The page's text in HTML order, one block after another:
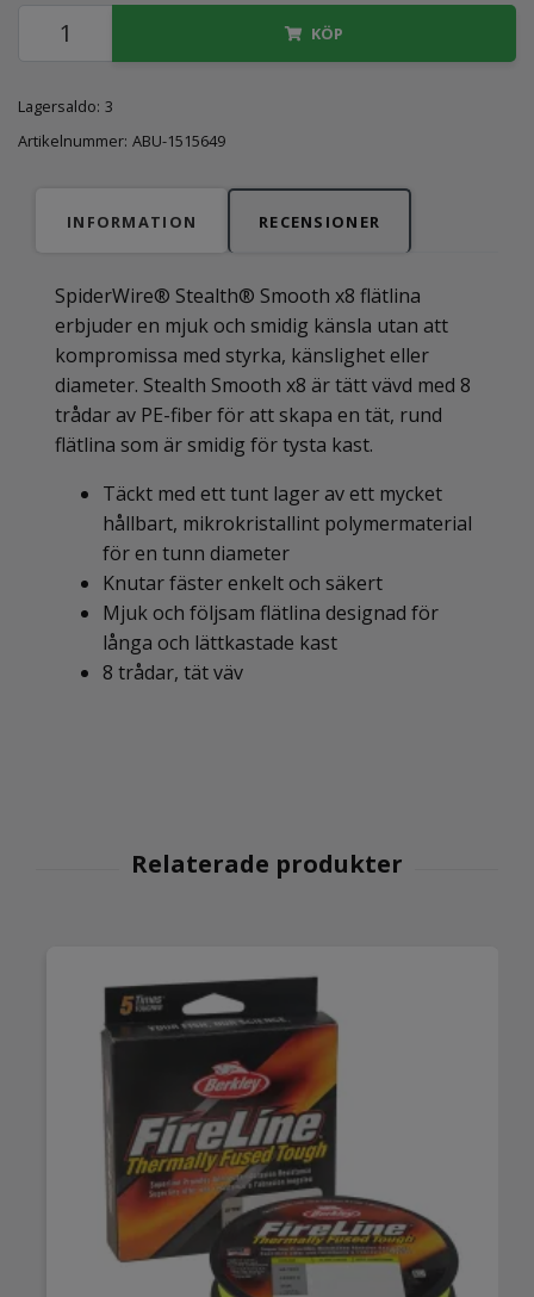
KÖP
Lagersaldo: 3
Artikelnummer: ABU-1515649
INFORMATION RECENSIONER
SpiderWire® Stealth® Smooth x8 flätlina
erbjuder en mjuk och smidig känsla utan att
kompromissa med styrka, känslighet eller
diameter. Stealth Smooth x8 är tätt vävd med 8
trådar av PE-fiber för att skapa en tät, rund
flätlina som är smidig för tysta kast.
Täckt med ett tunt lager av ett mycket
hållbart, mikrokristallint polymermaterial
för en tunn diameter
Knutar fäster enkelt och säkert
Mjuk och följsam flätlina designad för
långa och lättkastade kast
8 trådar, tät väv